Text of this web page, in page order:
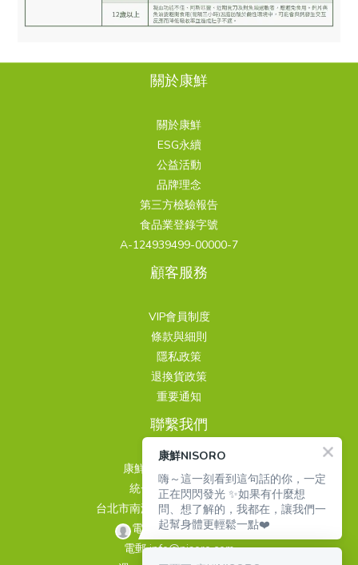
關於康鮮
關於康鮮
ESG永續
公益活動
品牌理念
第三方檢驗報告
食品業登錄字號
A-124939499-00000-7
顧客服務
VIP會員制度
條款與細則
隱私政策
退換貨政策
重要通知
聯繫我們
康鮮國際股份有限公司
統一編號 24939499
台北市南港區重陽路263巷3號4樓
電話 02-26510889
電郵 info@nisoro.com
康鮮NISORO
嗨～這一刻看到這句話的你，一定
正在閃閃發光 ✨如果有什麼想
問、想了解的，我都在，讓我們一
起幫身體更輕鬆一點❤️